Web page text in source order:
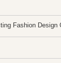
Fashion Design